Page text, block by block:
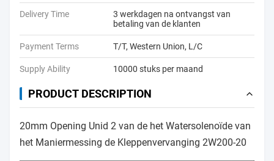
Delivery Time
3 werkdagen na ontvangst van
betaling van de klanten
Payment Terms T/T, Western Union, L/C
Supply Ability 10000 stuks per maand
PRODUCT DESCRIPTION
20mm Opening Unid 2 van de het Watersolenoïde van
het Maniermessing de Kleppenvervanging 2W200-20